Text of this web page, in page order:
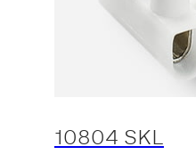
10804 SKL